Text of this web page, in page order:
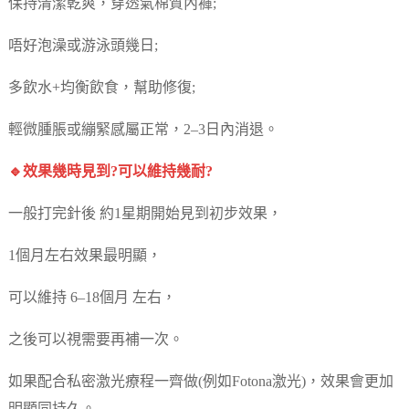
保持清潔乾爽，穿透氣棉質內褲;
唔好泡澡或游泳頭幾日;
多飲水+均衡飲食，幫助修復;
輕微腫脹或繃緊感屬正常，2–3日內消退。
🔹效果幾時見到?可以維持幾耐?
一般打完針後 約1星期開始見到初步效果，
1個月左右效果最明顯，
可以維持 6–18個月 左右，
之後可以視需要再補一次。
如果配合私密激光療程一齊做(例如Fotona激光)，效果會更加